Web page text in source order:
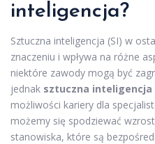
inteligencja?
Sztuczna inteligencja (SI) w
znaczeniu i wpływa na różne
niektóre zawody mogą być
jednak sztuczna inteligencja
możliwości kariery dla
możemy się spodziewać
stanowiska, które są